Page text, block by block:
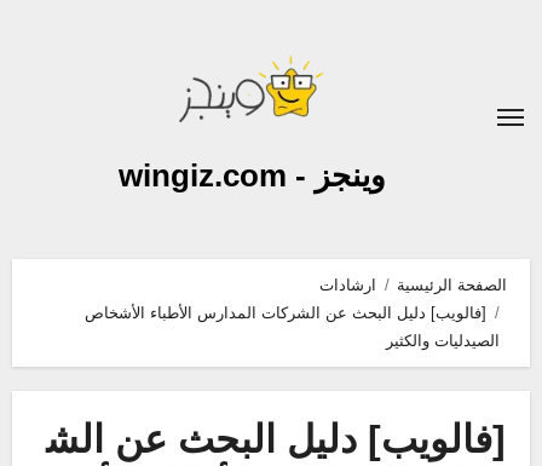
وينجز - wingiz.com
الصفحة الرئيسية
ارشادات
[فالويب] دليل البحث عن الشركات المدارس الأطباء الأشخاص
الصيدليات والكثير
[فالويب] دليل البحث عن الش